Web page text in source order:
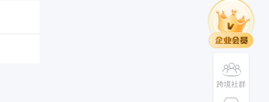
跨境社群